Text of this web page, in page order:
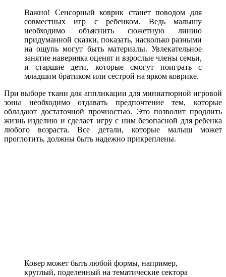
Важно! Сенсорный коврик станет поводом для
совместных игр с ребенком. Ведь малышу
необходимо объяснить сюжетную линию
придуманной сказки, показать, насколько разными
на ощупь могут быть материалы. Увлекательное
занятие наверняка оценят и взрослые члены семьи,
и старшие дети, которые смогут поиграть с
младшим братиком или сестрой на ярком коврике.
При выборе ткани для аппликации для миниатюрной игровой
зоны необходимо отдавать предпочтение тем, которые
обладают достаточной прочностью. Это позволит продлить
жизнь изделию и сделает игру с ним безопасной для ребенка
любого возраста. Все детали, которые малыш может
проглотить, должны быть надежно прикреплены.
Ковер может быть любой формы, например,
круглый, поделенный на тематические сектора